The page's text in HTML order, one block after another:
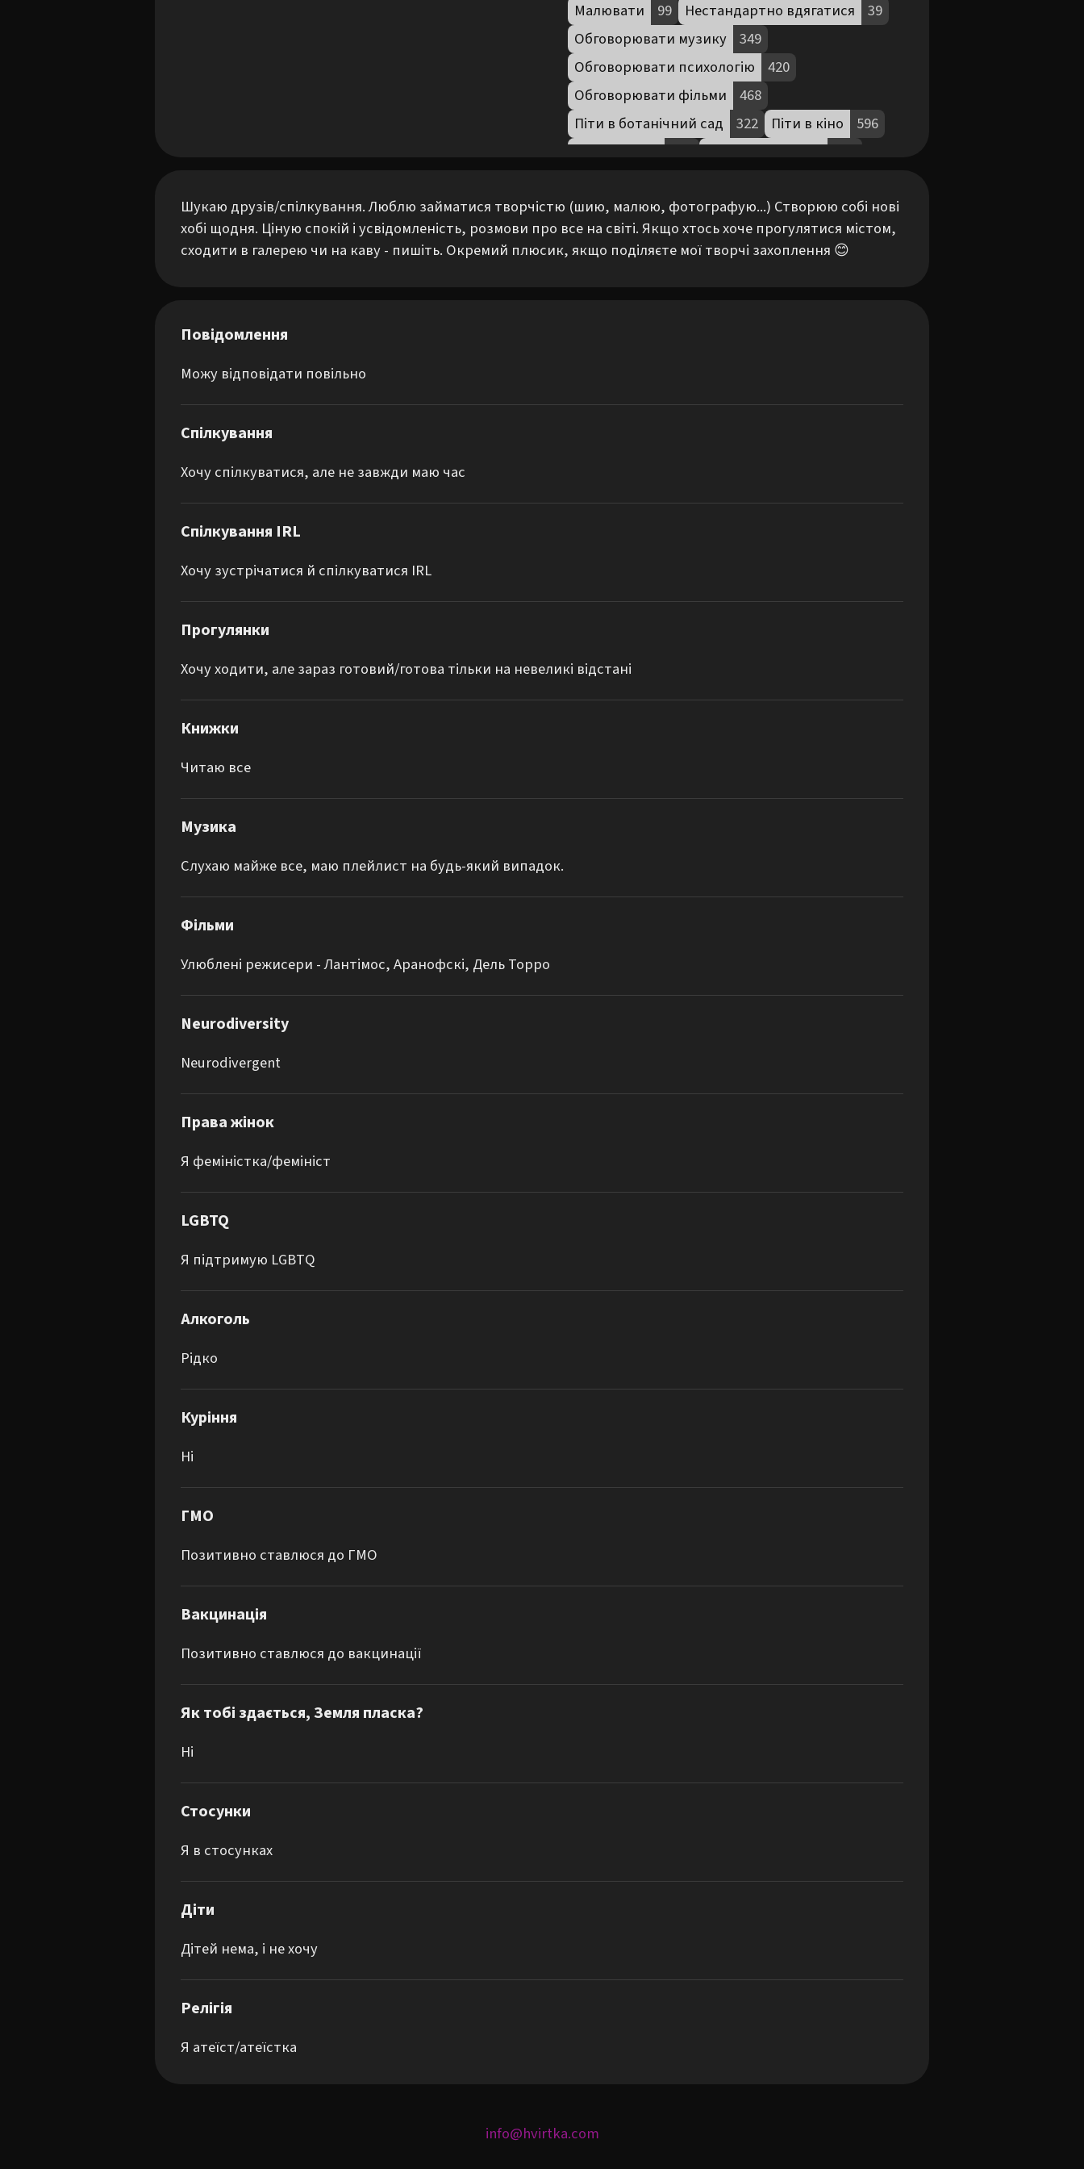
Малювати
99 Нестандартно вдягатися
39
Обговорювати музику
349
Обговорювати психологію
420
Обговорювати фільми
468
Піти в ботанічний сад
322 Піти в кіно
596
Піти в театр
500 Піти на виставку
390
Піти на пікнік
293 Поїхати за місто
470
Прогулятися містом
997
Робити DIY-проєкти
60
Шукаю друзів/спілкування. Люблю займатися творчістю (шию, малюю, фотографую...) Створюю собі нові
хобі щодня. Ціную спокій і усвідомленість, розмови про все на світі. Якщо хтось хоче прогулятися містом,
сходити в галерею чи на каву - пишіть. Окремий плюсик, якщо поділяєте мої творчі захоплення 😊
Повідомлення
Можу відповідати повільно
Спілкування
Хочу спілкуватися, але не завжди маю час
Спілкування IRL
Хочу зустрічатися й спілкуватися IRL
Прогулянки
Хочу ходити, але зараз готовий/готова тільки на невеликі відстані
Книжки
Читаю все
Музика
Слухаю майже все, маю плейлист на будь-який випадок.
Фільми
Улюблені режисери - Лантімос, Аранофскі, Дель Торро
Neurodiversity
Neurodivergent
Права жінок
Я феміністка/фемініст
LGBTQ
Я підтримую LGBTQ
Алкоголь
Рідко
Куріння
Ні
ГМО
Позитивно ставлюся до ГМО
Вакцинація
Позитивно ставлюся до вакцинації
Як тобі здається, Земля пласка?
Ні
Стосунки
Я в стосунках
Діти
Дітей нема, і не хочу
Релігія
Я атеїст/атеїстка
info@hvirtka.com